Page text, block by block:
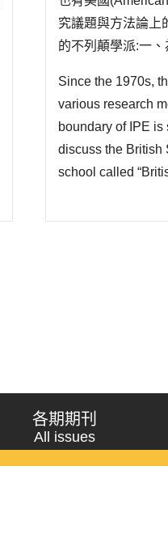
究議題與方法論上
的不列顛學派:一
Since the 1970s,
various research
boundary of IPE
discuss the British
school called
各期期刊
All issues